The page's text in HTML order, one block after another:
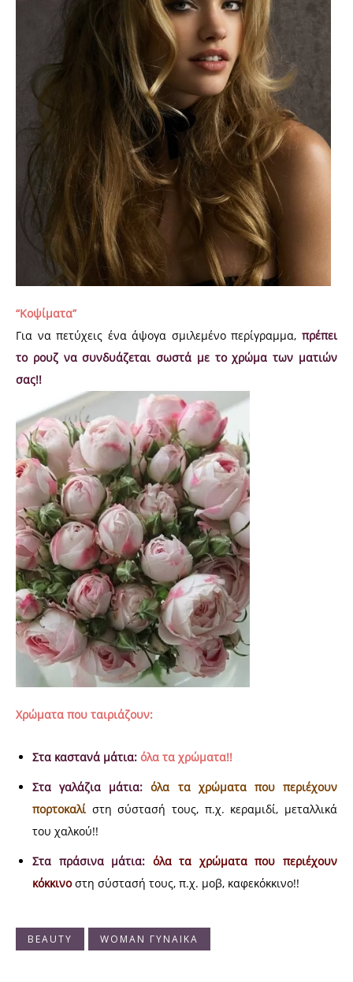
“Κοψίματα”
Για να πετύχεις ένα άψογα σμιλεμένο περίγραμμα, πρέπει
το ρουζ να συνδυάζεται σωστά με το χρώμα των ματιών
σας!!
Χρώματα που ταιριάζουν:
Στα καστανά μάτια: όλα τα χρώματα!!
Στα γαλάζια μάτια: όλα τα χρώματα που περιέχουν
πορτοκαλί στη σύστασή τους, π.χ. κεραμιδί, μεταλλικά
του χαλκού!!
Στα πράσινα μάτια: όλα τα χρώματα που περιέχουν
κόκκινοστη σύστασή τους, π.χ. μοβ, καφεκόκκινο!!
BEAUTY WOMAN ΓΥΝΑΙΚΑ